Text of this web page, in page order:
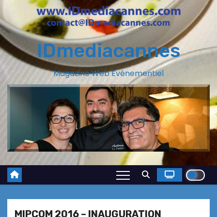
IDmediacannes
Magazine Web Evénementiel
MIPCOM 2016 – INAUGURATION